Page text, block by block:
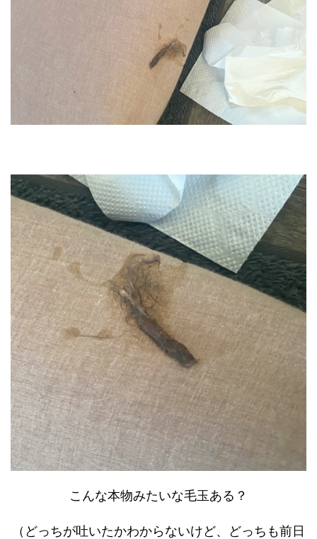
こんな本物みたいな毛玉ある？
（どっちが吐いたかわからないけど、どっちも前日